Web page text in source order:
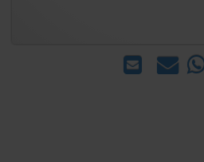
שלח
שאל